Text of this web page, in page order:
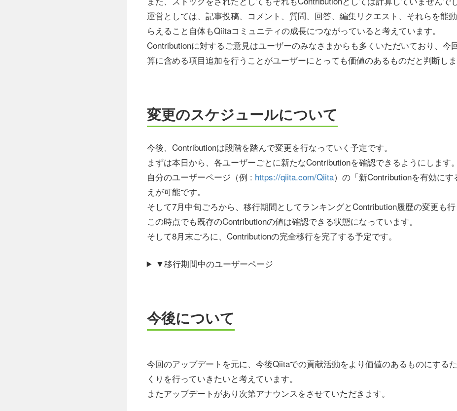
運営としては、記事投稿、コメント、質問、回答、編集リクエスト、それらを能
らえること自体もQiitaコミュニティの成長につながっていると考えています。
Contributionに対するご意見はユーザーのみなさまからも多くいただいており、今
算に含める項目追加を行うことがユーザーにとっても価値のあるものだと判断しま
変更のスケジュールについて
今後、Contributionは段階を踏んで変更を行なっていく予定です。
まずは本日から、各ユーザーごとに新たなContributionを確認できるようにします。
自分のユーザーページ（例 : https://qiita.com/Qiita）の「新Contributionを有効に
えが可能です。
そして7月中旬ごろから、移行期間としてランキングとContribution履歴の変更も行
この時点でも既存のContributionの値は確認できる状態になっています。
そして8月末ごろに、Contributionの完全移行を完了する予定です。
▼移行期間中のユーザーページ
今後について
今回のアップデートを元に、今後Qiitaでの貢献活動をより価値のあるものにする
くりを行っていきたいと考えています。
またアップデートがあり次第アナウンスをさせていただきます。